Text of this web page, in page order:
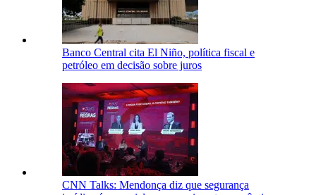
Banco Central cita El Niño, política fiscal e
petróleo em decisão sobre juros
CNN Talks: Mendonça diz que segurança